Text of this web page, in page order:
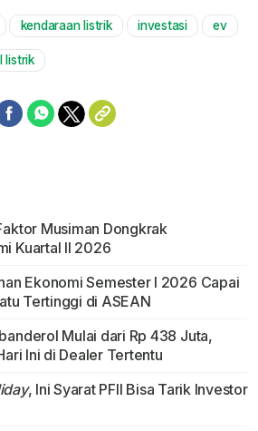
Mute
kendaraan listrik investasi ev
listrik
Musiman Dongkrak
Kuartal II 2026
Ekonomi Semester I 2026 Capai
Tertinggi di ASEAN
Mulai dari Rp 438 Juta,
Ini di Dealer Tertentu
, Ini Syarat PFII Bisa Tarik Investor